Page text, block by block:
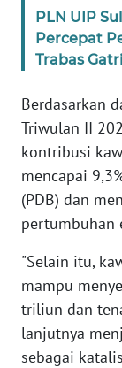
PLN UIP
Percepat
Trabas
Berdasarkan
Triwulan II
kontribusi
mencapai
(PDB) dan
pertumbuhan
"Selain itu,
mampu
triliun dan
lanjutnya
sebagai
WN
PAPUA
PAPUA
BARAT
WN
RIAU
WN
SERAMBI
WN
JAMBI